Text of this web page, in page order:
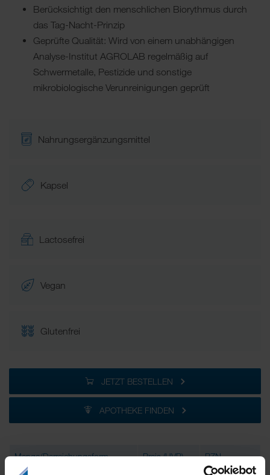
Berücksichtigt den menschlichen Biorythmus durch
das Tag-Nacht-Prinzip
Geprüfte Qualität: Wird von einem unabhängigen
Analyse-Institut AGROLAB regelmäßig auf
Schwermetalle, Pestizide und sonstige
mikrobiologische Verunreinigungen geprüft
Nahrungsergänzungsmittel
Kapsel
Lactosefrei
Vegan
Glutenfrei
JETZT BESTELLEN
APOTHEKE FINDEN
Menge/Darreichungsform Preis (UVP) PZN